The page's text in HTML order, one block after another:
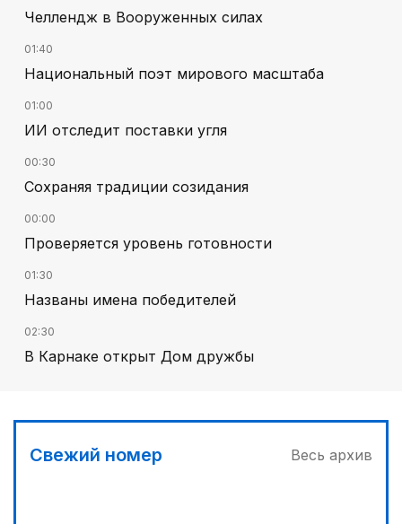
Челлендж в Вооруженных силах
01:40
Национальный поэт мирового масштаба
01:00
ИИ отследит поставки угля
00:30
Сохраняя традиции созидания
00:00
Проверяется уровень готовности
01:30
Названы имена победителей
02:30
В Карнаке открыт Дом дружбы
программе
04:00
Свежий номер Весь архив